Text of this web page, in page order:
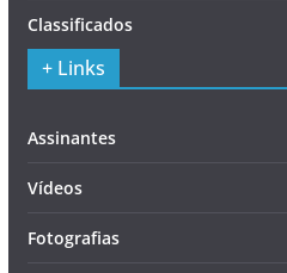
Classificados
+ Links
Assinantes
Vídeos
Fotografias